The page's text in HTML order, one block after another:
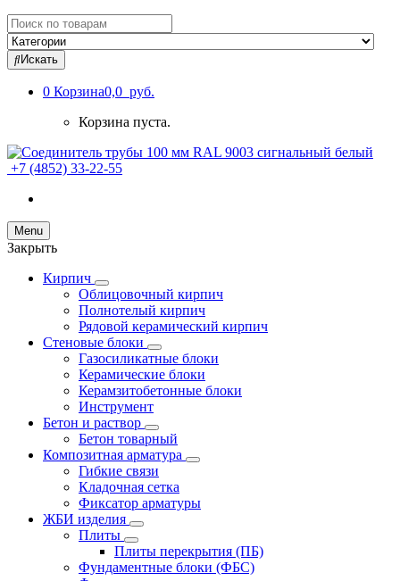
Search
for:
Искать
0 Корзина0,0 руб.
Корзина пуста.
+7 (4852) 33-22-55
Menu
Закрыть
Кирпич
Облицовочный кирпич
Полнотелый кирпич
Рядовой керамический кирпич
Стеновые блоки
Газосиликатные блоки
Керамические блоки
Керамзитобетонные блоки
Инструмент
Бетон и раствор
Бетон товарный
Композитная арматура
Гибкие связи
Кладочная сетка
Фиксатор арматуры
ЖБИ изделия
Плиты
Плиты перекрытия (ПБ)
Фундаментные блоки (ФБС)